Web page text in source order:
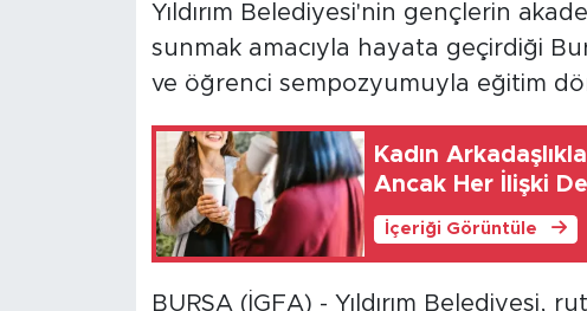
Yıldırım Belediyesi'nin gençlerin
sunmak amacıyla hayata geçirdiği
ve öğrenci sempozyumuyla eğitim
Kadın
Ancak Her İlişki
İçeriği Görüntüle
BURSA (İGFA) - Yıldırım Belediyesi,